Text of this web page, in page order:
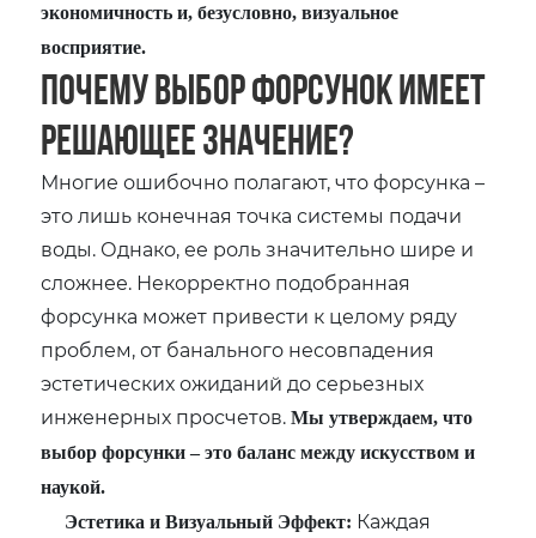
экономичность и, безусловно, визуальное
восприятие.
Почему выбор форсунок имеет
решающее значение?
Многие ошибочно полагают, что форсунка –
это лишь конечная точка системы подачи
воды. Однако, ее роль значительно шире и
сложнее. Некорректно подобранная
форсунка может привести к целому ряду
проблем, от банального несовпадения
эстетических ожиданий до серьезных
инженерных просчетов.Мы утверждаем, что
выбор форсунки – это баланс между искусством и
наукой.
Эстетика и Визуальный Эффект: Каждая